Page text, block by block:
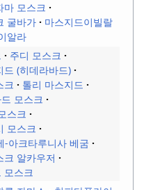
마 모스크
굴바가
마스지드이빌랄
알라
주디 모스크
드 (히데라바드)
크
톨리 마스지드
모스크
스크
모스크
-아크타루니사 베굼
크 알카우저
모스크